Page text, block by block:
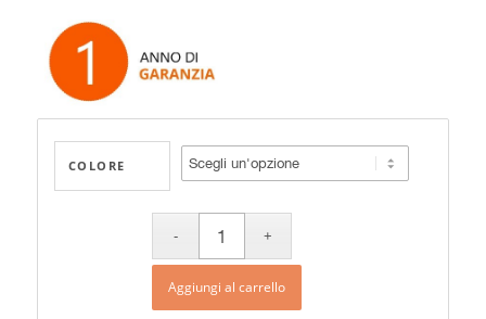
COLORE
Aggiungi al carrello